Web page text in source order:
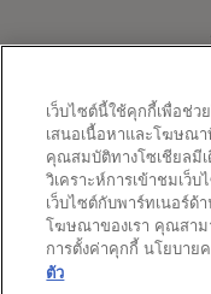
ประเทศ
และ
ภูมิภาค
ประเท
เว็บไซต์นี้ใช้คุกกี้เพื่อช่ว
เสนอเนื้อหาและโฆษณ
คุณสมบัติทางโซเชียลมีเ
วิเคราะห์การเข้าชมเว็
เว็บไซต์กับพาร์ทเนอร์ด้
โฆษณาของเรา คุณสา
การตั้งค่าคุกกี้ นโยบาย
ตัว